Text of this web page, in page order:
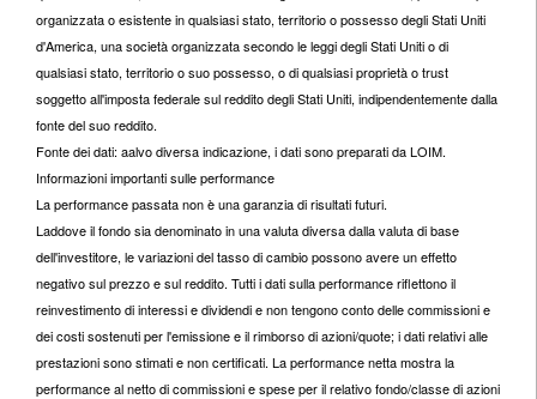
organizzata o esistente in qualsiasi stato, territorio o possesso degli Stati Uniti
d'America, una società organizzata secondo le leggi degli Stati Uniti o di
qualsiasi stato, territorio o suo possesso, o di qualsiasi proprietà o trust
soggetto all'imposta federale sul reddito degli Stati Uniti, indipendentemente dalla
fonte del suo reddito.
Fonte dei dati: aalvo diversa indicazione, i dati sono preparati da LOIM.
Informazioni importanti sulle performance
La performance passata non è una garanzia di risultati futuri.
Laddove il fondo sia denominato in una valuta diversa dalla valuta di base
dell'investitore, le variazioni del tasso di cambio possono avere un effetto
negativo sul prezzo e sul reddito. Tutti i dati sulla performance riflettono il
reinvestimento di interessi e dividendi e non tengono conto delle commissioni e
dei costi sostenuti per l'emissione e il rimborso di azioni/quote; i dati relativi alle
prestazioni sono stimati e non certificati. La performance netta mostra la
performance al netto di commissioni e spese per il relativo fondo/classe di azioni